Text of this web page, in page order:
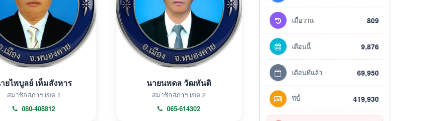
ยไพบูลย์ เห็มสังหาร
สมาชิกสภาฯ เขต 1
080-408812
นายนพดล วัฒทันติ
สมาชิกสภาฯ เขต 2
065-614302
เมื่อวาน 809
เดือนนี้ 9,876
เดือนที่แล้ว 69,950
ปีนี้ 419,930